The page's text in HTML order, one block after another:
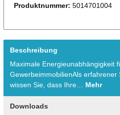
Produktnummer: 5014701004
Beschreibung
Maximale Energieunabhängigkeit
GewerbeimmobilienAls erfahrener
wissen Sie, dass Ihre… Mehr
Downloads